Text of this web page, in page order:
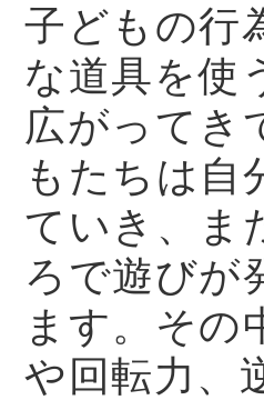
子どもの行
な道具を使
広がってき
もたちは自
ていき、ま
ろで遊びが
ます。その
や回転力、